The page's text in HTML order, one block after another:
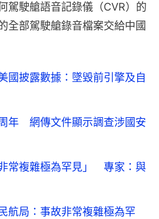
駕駛艙語音記錄儀（CVR）的
全部駕駛艙錄音檔案交給中國
國披露數據：墜毀前引擎及自
年 網傳文件顯示調查涉國安
常複雜極為罕見」 專家：與
航局：事故非常複雜極為罕